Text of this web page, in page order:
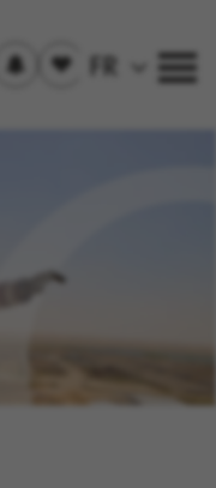
Trouver un emploi
aux
Offre(s)
sauvegardée(s)
FR